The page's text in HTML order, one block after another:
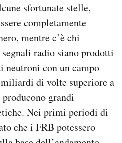
sfortunate stelle,
completamente
mentre c’è chi
radio siano prodotti
neutroni con un campo
di volte superiore a
grandi
Nei primi periodi di
che i FRB potessero